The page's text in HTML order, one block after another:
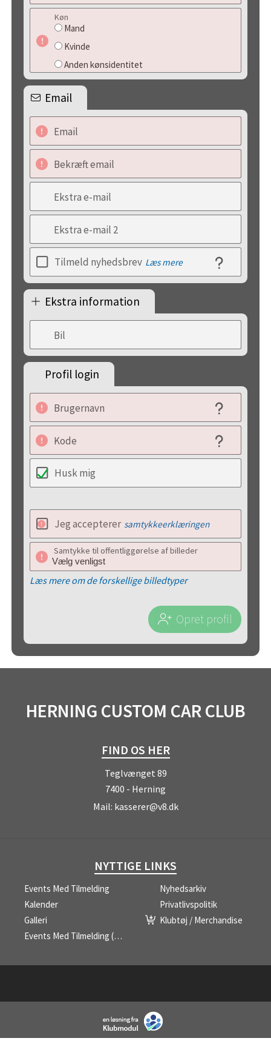
Køn
Mand
Kvinde
Anden kønsidentitet
Email
Email
Bekræft email
Ekstra e-mail
Ekstra e-mail 2
Tilmeld nyhedsbrev Læs mere
Ekstra information
Bil
Profil login
Brugernavn
Kode
Husk mig
Jeg accepterer samtykkeerklæringen
Samtykke til offentliggørelse af billeder
Læs mere om de forskellige billedtyper
Opret profil
HERNING CUSTOM CAR CLUB
FIND OS HER
Teglvænget 89
7400 - Herning
Mail: kasserer@v8.dk
NYTTIGE LINKS
Events Med Tilmelding
Nyhedsarkiv
Kalender
Privatlivspolitik
Galleri
Klubtøj / Merchandise
Events Med Tilmelding (liste)